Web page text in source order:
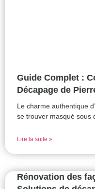
Guide Complet :
Décapage de
Le charme authentique
se trouver masqué sous
Lire la suite »
Rénovation des